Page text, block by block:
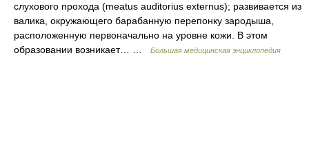
слухового прохода (meatus auditorius externus); развивается из
валика, окружающего барабанную перепонку зародыша,
расположенную первоначально на уровне кожи. В этом
образовании возникает… …
Большая медицинская энциклопедия